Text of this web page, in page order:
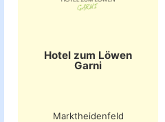
Hotel zum Löwen
Garni
Marktheidenfeld